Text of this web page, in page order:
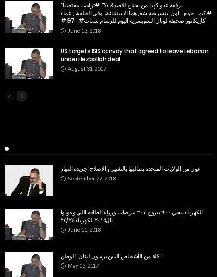
“برفقة عدو كهذا من يحتاج للاصدقاء؟” #ترامب محتضناً
#كيم_جونغ_اون، بتسريحة شعرهما الاستثنائية، وفي الخلفية زعماء
#G7 . #كاريكاتور صحيفة لوتان السويسرية اليوم للرسام شاپات
June 13, 2018
US targets ISIS convoy that agreed to leave Lebanon
under Hezbollah deal
August 31, 2017
عون من الولايات المتحدة يطالبها بالتغيير و الاصلاح: جريدة النهار
September 27, 2018
الكهرباء بتجي ٦:٠٠ بتروح ٦:٠٣ عرصات وزراء الطاقة اللي وعودوا
بال٢٠١٥ الكهرباء ٢٤/٢٤
June 11, 2018
قلة من الأشخاص الذين يريدون لبنان “الوطن”
May 15, 2017